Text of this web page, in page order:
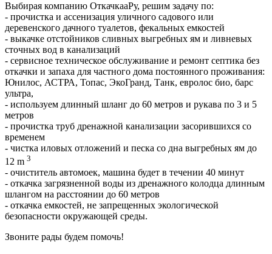
Выбирая компанию ОткачкааРу, решим задачу по:
- прочистка и ассенизация уличного садового или
деревенского дачного туалетов, фекальных емкостей
- выкачке отстойников сливных выгребных ям и ливневых
сточных вод в канализаций
- сервисное техническое обслуживание и ремонт септика без
откачки и запаха для частного дома постоянного проживания:
Юнилос, АСТРА, Топас, ЭкоГранд, Танк, евролос био, барс
ультра,
- используем длинный шланг до 60 метров и рукава по 3 и 5
метров
- прочистка труб дренажной канализации засорившихся со
временем
- чистка иловых отложений и песка со дна выгребных ям до
12 m 3
- очиститель автомоек, машина будет в течении 40 минут
- откачка загрязненной воды из дренажного колодца длинным
шлангом на расстоянии до 60 метров
- откачка емкостей, не запрещенных экологической
безопасности окружающей среды.
Звоните рады будем помочь!